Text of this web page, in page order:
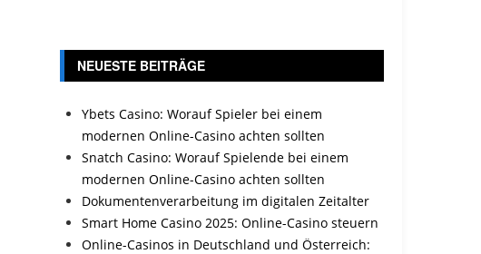
NEUESTE BEITRÄGE
Ybets Casino: Worauf Spieler bei einem
modernen Online-Casino achten sollten
Snatch Casino: Worauf Spielende bei einem
modernen Online-Casino achten sollten
Dokumentenverarbeitung im digitalen Zeitalter
Smart Home Casino 2025: Online-Casino steuern
Online-Casinos in Deutschland und Österreich: